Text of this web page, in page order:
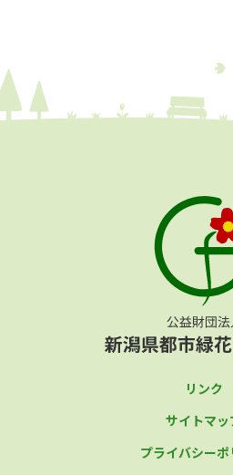
リンク
サイトマッ
プライバシーポ